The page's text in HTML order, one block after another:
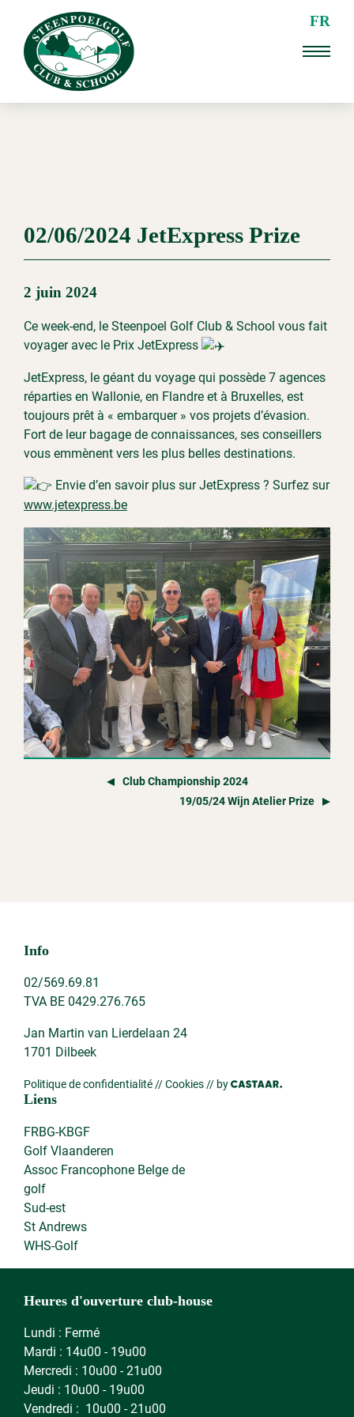
FR
02/06/2024 JetExpress Prize
2 juin 2024
Ce week-end, le Steenpoel Golf Club & School vous fait
voyager avec le Prix JetExpress
JetExpress, le géant du voyage qui possède 7 agences
réparties en Wallonie, en Flandre et à Bruxelles, est
toujours prêt à « embarquer » vos projets d’évasion.
Fort de leur bagage de connaissances, ses conseillers
vous emmènent vers les plus belles destinations.
Envie d’en savoir plus sur JetExpress ? Surfez sur
www.jetexpress.be
Club Championship 2024
19/05/24 Wijn Atelier Prize
Info
02/569.69.81
TVA BE 0429.276.765
Jan Martin van Lierdelaan 24
1701 Dilbeek
Politique de confidentialité //Cookies // by
Liens
FRBG-KBGF
Golf Vlaanderen
Assoc Francophone Belge de
golf
Sud-est
St Andrews
WHS-Golf
Heures d'ouverture club-house
Lundi : Fermé
Mardi : 14u00 - 19u00
Mercredi : 10u00 - 21u00
Jeudi : 10u00 - 19u00
Vendredi : 10u00 - 21u00